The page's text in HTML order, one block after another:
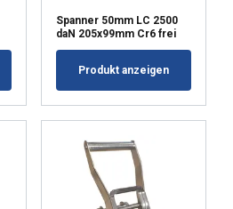
Spanner 50mm LC 2500
daN 205x99mm Cr6 frei
Produkt anzeigen